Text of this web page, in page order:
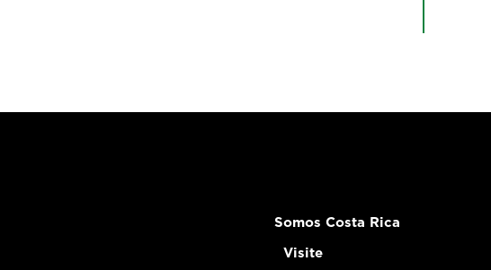
Somos Costa Rica
Visite